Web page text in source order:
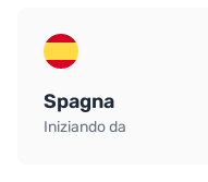
Spagna
Iniziando da